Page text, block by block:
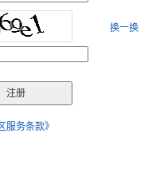
换一换
服务条款》